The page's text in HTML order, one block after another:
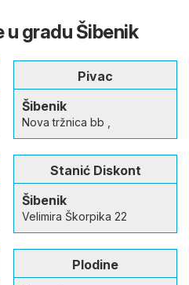
gradu Šibenik
Pivac
Šibenik
Nova tržnica bb ,
Stanić Diskont
Šibenik
Velimira Škorpika 22
Plodine